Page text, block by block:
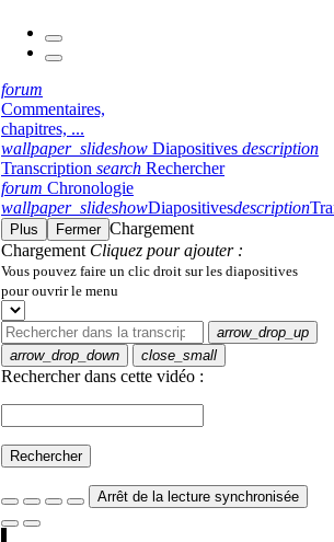
forum
Commentaires,
chapitres, ...
wallpaper_slideshow Diapositives description
Transcription search Rechercher
forum Chronologie
wallpaper_slideshowDiapositivesdescription
Plus Fermer Chargement
Chargement Cliquez pour ajouter :
Vous pouvez faire un clic droit sur les diapositives
pour ouvrir le menu
arrow_drop_up
arrow_drop_down
close_small
Rechercher dans cette vidéo :
Rechercher
Arrêt de la lecture synchronisée